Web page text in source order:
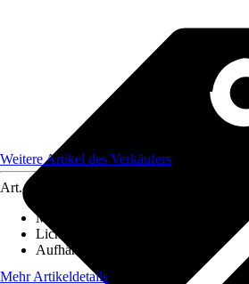
Weitere Artikel des Verkäufers
Art.-Nr.
Maße (BxH)
Lichtdurchlässigkeit
Aufhängungsart
Mehr Artikeldetails